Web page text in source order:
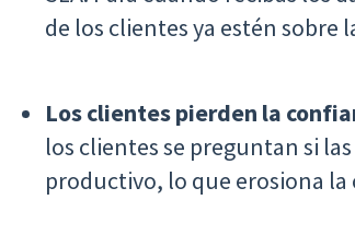
de los clientes ya estén sobre
Los clientes pierden la
los clientes se preguntan si
productivo, lo que erosiona la